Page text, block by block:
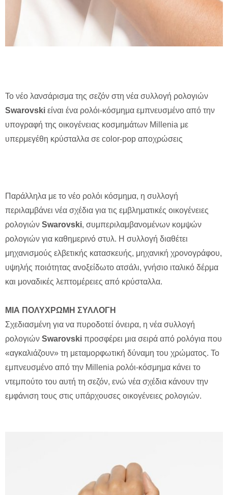
Το νέο λανσάρισμα της σεζόν στη νέα συλλογή ρολογιών
Swarovski είναι ένα ρολόι-κόσμημα εμπνευσμένο από την
υπογραφή της οικογένειας κοσμημάτων Millenia με
υπερμεγέθη κρύσταλλα σε color-pop αποχρώσεις
Παράλληλα με το νέο ρολόι κόσμημα, η συλλογή
περιλαμβάνει νέα σχέδια για τις εμβληματικές οικογένειες
ρολογιών Swarovski, συμπεριλαμβανομένων κομψών
ρολογιών για καθημερινό στυλ. Η συλλογή διαθέτει
μηχανισμούς ελβετικής κατασκευής, μηχανική χρονογράφου,
υψηλής ποιότητας ανοξείδωτο ατσάλι, γνήσιο ιταλικό δέρμα
και μοναδικές λεπτομέρειες από κρύσταλλα.
ΜΙΑ ΠΟΛΥΧΡΩΜΗ ΣΥΛΛΟΓΗ
Σχεδιασμένη για να πυροδοτεί όνειρα, η νέα συλλογή
ρολογιών Swarovski προσφέρει μια σειρά από ρολόγια που
«αγκαλιάζουν» τη μεταμορφωτική δύναμη του χρώματος. Το
εμπνευσμένο από την Millenia ρολόι-κόσμημα κάνει το
ντεμπούτο του αυτή τη σεζόν, ενώ νέα σχέδια κάνουν την
εμφάνιση τους στις υπάρχουσες οικογένειες ρολογιών.